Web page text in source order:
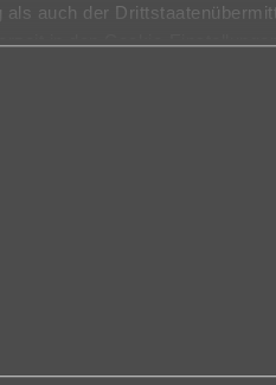
als auch der
in den Cookie-
Datenschutz-Hinweisen.